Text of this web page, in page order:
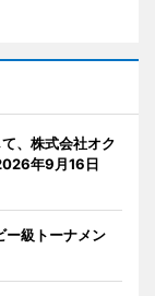
、株式会社オク
年9月16日
級トーナメン